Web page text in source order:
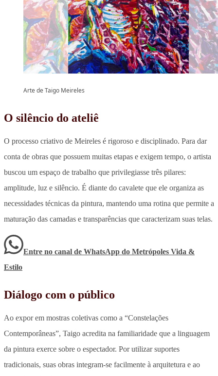
Arte de Taigo Meireles
O silêncio do ateliê
O processo criativo de Meireles é rigoroso e disciplinado. Para dar
conta de obras que possuem muitas etapas e exigem tempo, o artista
buscou um espaço de trabalho que privilegiasse três pilares:
amplitude, luz e silêncio. É diante do cavalete que ele organiza as
necessidades técnicas da pintura, mantendo uma rotina que permite a
maturação das camadas e transparências que caracterizam suas telas.
Entre no canal de WhatsApp do Metrópoles Vida &
Estilo
Diálogo com o público
Ao expor em mostras coletivas como a “Constelações
Contemporâneas”, Taigo acredita na familiaridade que a linguagem
da pintura exerce sobre o espectador. Por utilizar suportes
tradicionais, suas obras integram-se facilmente à arquitetura e ao